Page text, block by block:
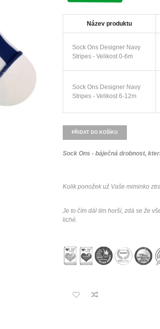
Název produktu
Sock Ons Designer Navy
Stripes - Velikost 0-6m
Sock Ons Designer Navy
Stripes - Velikost 6-12m
PŘIDAT DO KOŠÍKU
Sock Ons - báječná drobnost,
Kolik ponožek už Vaše miminko
Je to čím dál tím horší, zdá se že
liché.